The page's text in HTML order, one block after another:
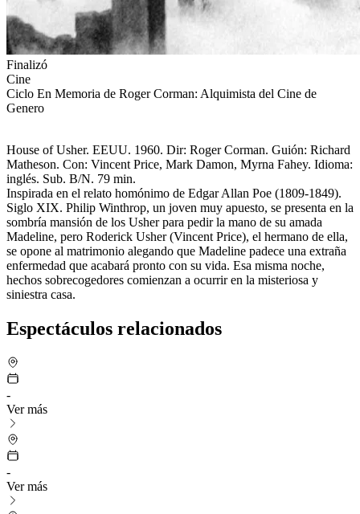
Finalizó
Cine
Ciclo En Memoria de Roger Corman: Alquimista del Cine de
Genero
House of Usher. EEUU. 1960. Dir: Roger Corman. Guión: Richard
Matheson. Con: Vincent Price, Mark Damon, Myrna Fahey. Idioma:
inglés. Sub. B/N. 79 min.
Inspirada en el relato homónimo de Edgar Allan Poe (1809-1849).
Siglo XIX. Philip Winthrop, un joven muy apuesto, se presenta en la
sombría mansión de los Usher para pedir la mano de su amada
Madeline, pero Roderick Usher (Vincent Price), el hermano de ella,
se opone al matrimonio alegando que Madeline padece una extraña
enfermedad que acabará pronto con su vida. Esa misma noche,
hechos sobrecogedores comienzan a ocurrir en la misteriosa y
siniestra casa.
Espectáculos relacionados
-
Ver más
-
Ver más